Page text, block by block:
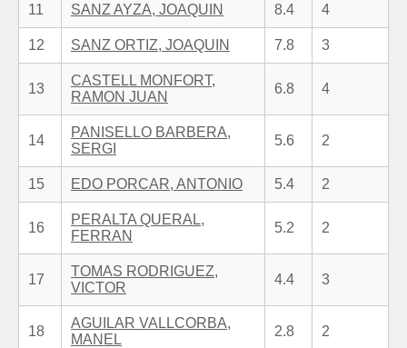
11 SANZ AYZA, JOAQUIN 8.4 4
12 SANZ ORTIZ, JOAQUIN 7.8 3
13
CASTELL MONFORT,
RAMON JUAN
6.8 4
14
PANISELLO BARBERA,
SERGI
5.6 2
15 EDO PORCAR, ANTONIO 5.4 2
16
PERALTA QUERAL,
FERRAN
5.2 2
17
TOMAS RODRIGUEZ,
VICTOR
4.4 3
18
AGUILAR VALLCORBA,
MANEL
2.8 2